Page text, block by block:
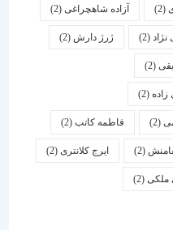
آزاده شاهچراغی(2)
ژرژ دارش (2)
فاطمه کاتب(2)
ایرج کلانتری (2)